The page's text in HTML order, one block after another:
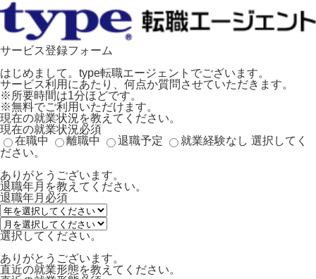
サービス登録フォーム
はじめまして。type転職エージェントでございます。
サービス利用にあたり、何点か質問させていただきます。
※所要時間は1分ほどです。
※無料でご利用いただけます。
現在の就業状況を教えてください。
現在の就業状況必須
在職中
離職中 退職予定 就業経験なし 選択してく
ださい。
ありがとうございます。
退職年月を教えてください。
退職年月 必須
選択してください。
ありがとうございます。
直近の就業形態を教えてください。